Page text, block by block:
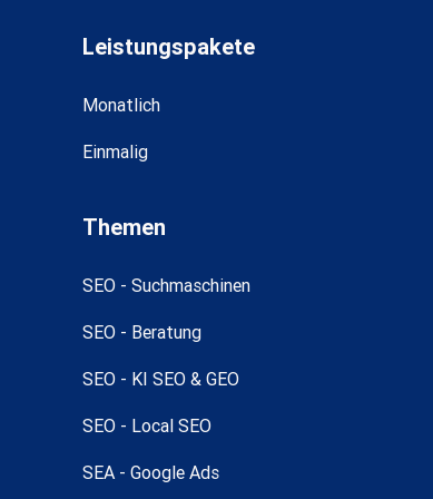
Leistungspakete
Monatlich
Einmalig
Themen
SEO - Suchmaschinen
SEO - Beratung
SEO - KI SEO & GEO
SEO - Local SEO
SEA - Google Ads